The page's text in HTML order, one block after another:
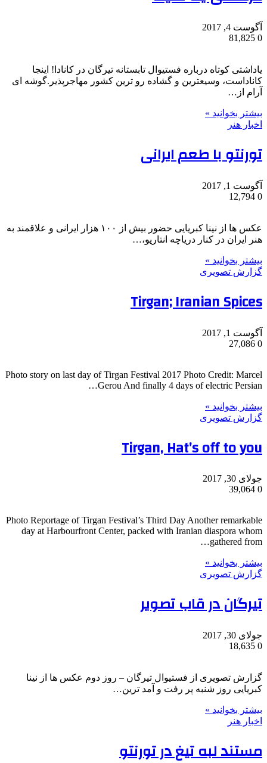
آگوست 4, 2017
0
یاداشتی کوتاه درباره فستیوال تابستانه تیرگان در کانادا! اینجا
کاناداست، وسیعترین و گشاده رو ترین کشور مهاجرپذیر.گوشه ای
آرام از…
بیشتر بخوانید »
اخبار هنر
تورنتو با طعم ایرانی
آگوست 1, 2017
0
عکس ها از نینا کبریایی حضور بیش از ۱۰۰ هزار ایرانی و علاقمند به
هنر ایران در کنار دریاچه انتاریو،…
بیشتر بخوانید »
گزارش تصویری
Tirgan; Iranian Spices
آگوست 1, 2017
0
Photo story on last day of Tirgan Festival 2017 Photo Credit: Marcel
Gerou And finally 4 days of electric Persian…
بیشتر بخوانید »
گزارش تصویری
Tirgan, Hat’s off to you
جولای 30, 2017
0
Photo Reportage of Tirgan Festival’s Third Day Another remarkable
day at Harbourfront Center, packed with Iranian diaspora whom
gathered from…
بیشتر بخوانید »
گزارش تصویری
تیرگان در قاب تصویر
جولای 30, 2017
0
گزارش تصویری از فستیوال تیرگان – روز دوم عکس ها از نینا
کبریایی روز شنبه پر رفت و آمد ترین…
بیشتر بخوانید »
اخبار هنر
مستند لبه تیغ در تورنتو